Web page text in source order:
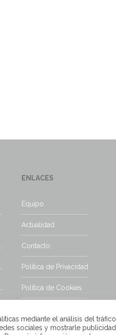
ENLACES
Equipo
Actualidad
Contacto
Política de Privacidad
Política de Cookies
mediante el análisis del tráfico
sociales y mostrarle publicidad